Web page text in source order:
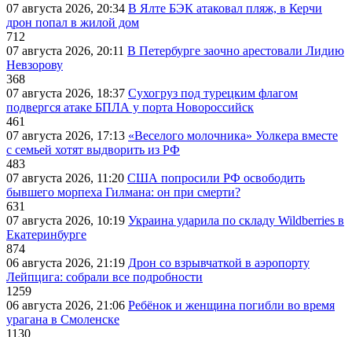
07 августа 2026, 20:34 В Ялте БЭК атаковал пляж, в Керчи
дрон попал в жилой дом
712
07 августа 2026, 20:11 В Петербурге заочно арестовали Лидию
Невзорову
368
07 августа 2026, 18:37 Сухогруз под турецким флагом
подвергся атаке БПЛА у порта Новороссийск
461
07 августа 2026, 17:13 «Веселого молочника» Уолкера вместе
с семьей хотят выдворить из РФ
483
07 августа 2026, 11:20 США попросили РФ освободить
бывшего морпеха Гилмана: он при смерти?
631
07 августа 2026, 10:19 Украина ударила по складу Wildberries в
Екатеринбурге
874
06 августа 2026, 21:19 Дрон со взрывчаткой в аэропорту
Лейпцига: собрали все подробности
1259
06 августа 2026, 21:06 Ребёнок и женщина погибли во время
урагана в Смоленске
1130